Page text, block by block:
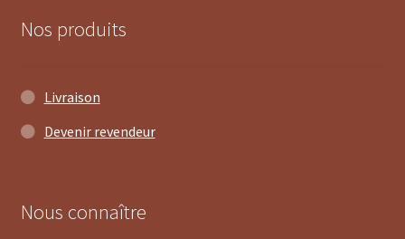
plus
Nos produits
Livraison
Devenir revendeur
Nous connaître